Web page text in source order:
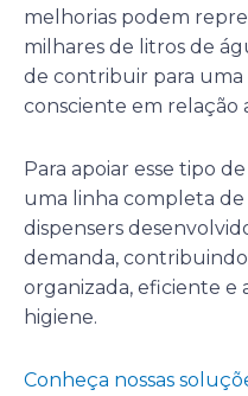
melhorias podem
milhares de litros de
de contribuir para
consciente em relação
Para apoiar esse tipo
uma linha completa de
dispensers
demanda,
organizada, eficiente e
higiene.
Conheça nossas